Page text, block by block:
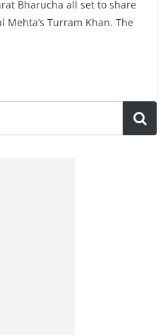
Bharucha all set to share
Mehta’s Turram Khan. The